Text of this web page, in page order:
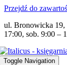
Przejdź do
ul. Bronowicka 19,
17:00, sob. 9:00 –
Toggle Navigation